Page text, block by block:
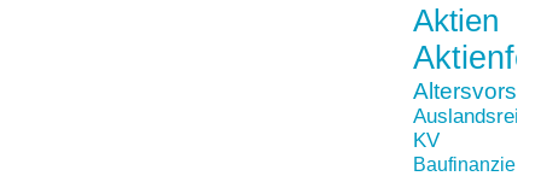
Aktien
Auslandsreise
KV